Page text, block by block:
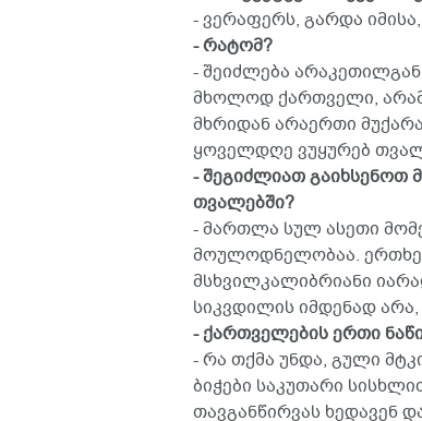
- ვერაფერს, გარდა
- რატომ?
- შეიძლება
მხოლოდ ქართველი,
მხრიდან არაერთი
ყოველდღე ვუყურებ
- შეგიძლიათ გაიხსენოთ
თვალებში?
- მართლა სულ ასეთი
მოულოდნელობაა.
მსხვილკალიბრიანი
სიკვდილის იმდენად
- ქართველების ერთი
- რა თქმა უნდა, გული
ბიჭები საკუთარი
თავგანწირვას ხედავენ